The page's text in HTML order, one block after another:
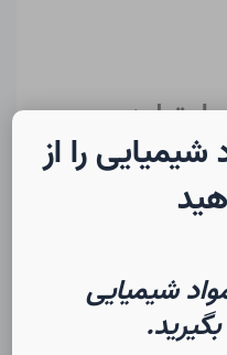
لرن
| فرهنگ
را از
شیمیایی